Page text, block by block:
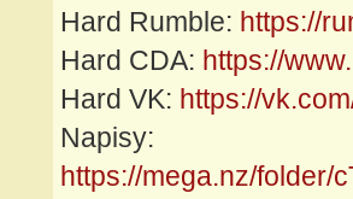
Hard Rumble: https://
Hard CDA: https://
Hard VK: https://
Napisy:
https://mega.nz/folder/